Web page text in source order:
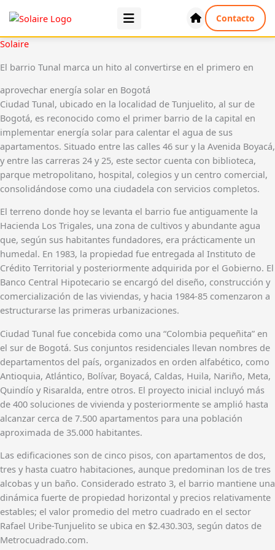
Solaire
Contacto
El barrio Tunal marca un hito al convertirse en el primero en
aprovechar energía solar en Bogotá
Ciudad Tunal, ubicado en la localidad de Tunjuelito, al sur de
Bogotá, es reconocido como el primer barrio de la capital en
implementar energía solar para calentar el agua de sus
apartamentos. Situado entre las calles 46 sur y la Avenida Boyacá,
y entre las carreras 24 y 25, este sector cuenta con biblioteca,
parque metropolitano, hospital, colegios y un centro comercial,
consolidándose como una ciudadela con servicios completos.
El terreno donde hoy se levanta el barrio fue antiguamente la
Hacienda Los Trigales, una zona de cultivos y abundante agua
que, según sus habitantes fundadores, era prácticamente un
humedal. En 1983, la propiedad fue entregada al Instituto de
Crédito Territorial y posteriormente adquirida por el Gobierno. El
Banco Central Hipotecario se encargó del diseño, construcción y
comercialización de las viviendas, y hacia 1984-85 comenzaron a
estructurarse las primeras urbanizaciones.
Ciudad Tunal fue concebida como una “Colombia pequeñita” en
el sur de Bogotá. Sus conjuntos residenciales llevan nombres de
departamentos del país, organizados en orden alfabético, como
Antioquia, Atlántico, Bolívar, Boyacá, Caldas, Huila, Nariño, Meta,
Quindío y Risaralda, entre otros. El proyecto inicial incluyó más
de 400 soluciones de vivienda y posteriormente se amplió hasta
alcanzar cerca de 7.500 apartamentos para una población
aproximada de 35.000 habitantes.
Las edificaciones son de cinco pisos, con apartamentos de dos,
tres y hasta cuatro habitaciones, aunque predominan los de tres
alcobas y un baño. Considerado estrato 3, el barrio mantiene una
dinámica fuerte de propiedad horizontal y precios relativamente
estables; el valor promedio del metro cuadrado en el sector
Rafael Uribe-Tunjuelito se ubica en $2.430.303, según datos de
Metrocuadrado.com.